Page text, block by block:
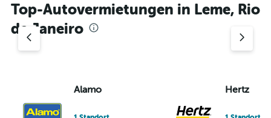
Top-Autovermietungen in Leme, Rio
de Janeiro
Alamo Hertz